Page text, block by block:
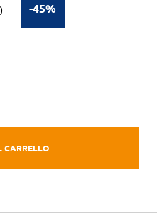
-45%
CARRELLO